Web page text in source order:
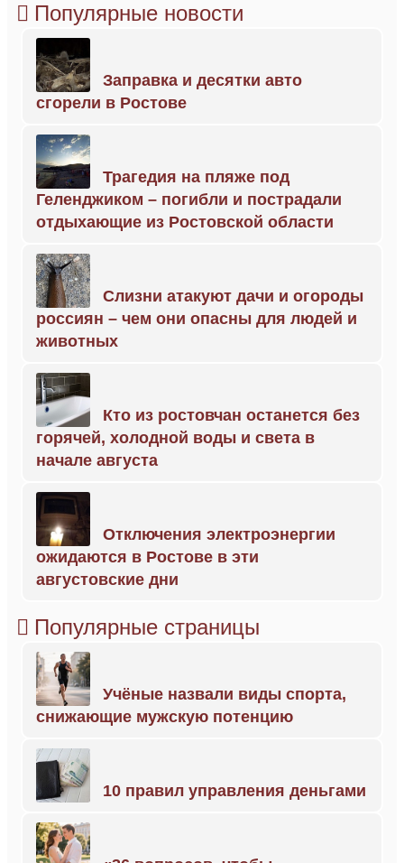
Популярные новости
Заправка и десятки авто
сгорели в Ростове
Трагедия на пляже под
Геленджиком – погибли и пострадали
отдыхающие из Ростовской области
Слизни атакуют дачи и огороды
россиян – чем они опасны для людей и
животных
Кто из ростовчан останется без
горячей, холодной воды и света в
начале августа
Отключения электроэнергии
ожидаются в Ростове в эти
августовские дни
Популярные страницы
Учёные назвали виды спорта,
снижающие мужскую потенцию
10 правил управления деньгами